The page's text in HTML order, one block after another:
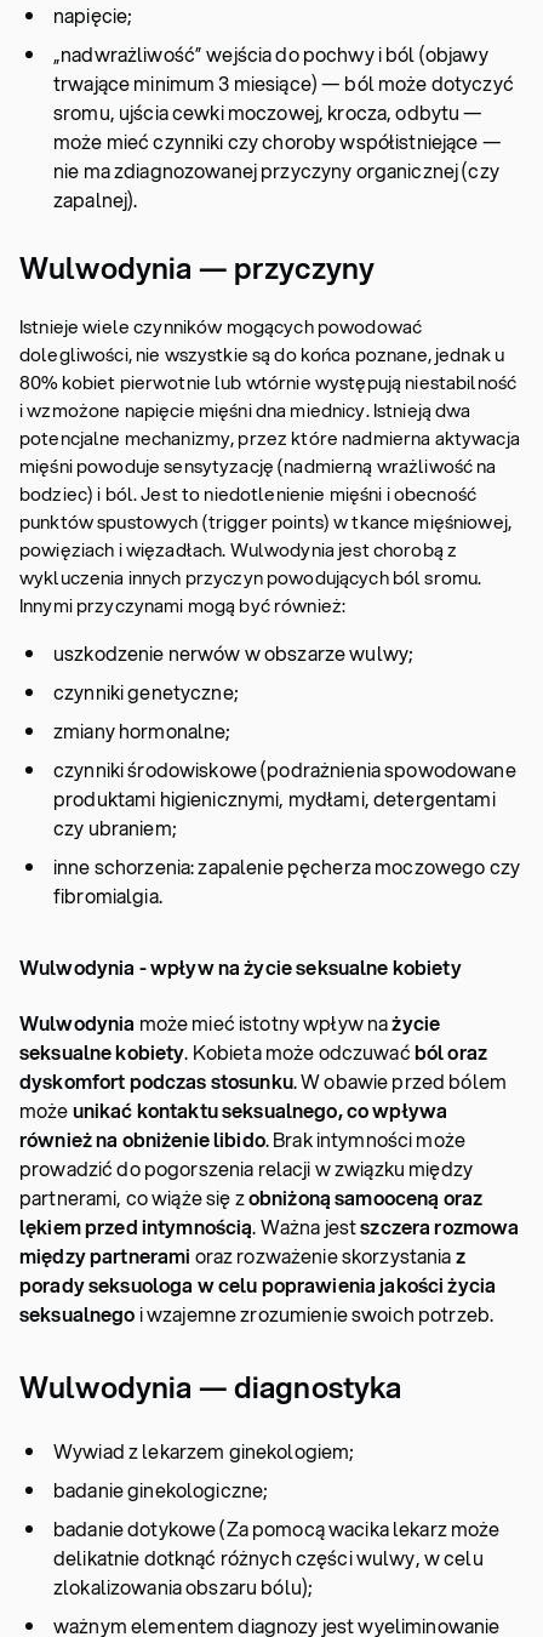
napięcie;
„nadwrażliwość” wejścia do pochwy i ból (objawy
trwające minimum 3 miesiące) — ból może dotyczyć
sromu, ujścia cewki moczowej, krocza, odbytu —
może mieć czynniki czy choroby współistniejące —
nie ma zdiagnozowanej przyczyny organicznej (czy
zapalnej).
Wulwodynia — przyczyny
Istnieje wiele czynników mogących powodować
dolegliwości, nie wszystkie są do końca poznane, jednak u
80% kobiet pierwotnie lub wtórnie występują niestabilność
i wzmożone napięcie mięśni dna miednicy. Istnieją dwa
potencjalne mechanizmy, przez które nadmierna aktywacja
mięśni powoduje sensytyzację (nadmierną wrażliwość na
bodziec) i ból. Jest to niedotlenienie mięśni i obecność
punktów spustowych (trigger points) w tkance mięśniowej,
powięziach i więzadłach. Wulwodynia jest chorobą z
wykluczenia innych przyczyn powodujących ból sromu.
Innymi przyczynami mogą być również:
uszkodzenie nerwów w obszarze wulwy;
czynniki genetyczne;
zmiany hormonalne;
czynniki środowiskowe (podrażnienia spowodowane
produktami higienicznymi, mydłami, detergentami
czy ubraniem;
inne schorzenia: zapalenie pęcherza moczowego czy
fibromialgia.
Wulwodynia - wpływ na życie seksualne kobiety
Wulwodynia może mieć istotny wpływ nażycie
seksualne kobiety. Kobieta może odczuwaćból oraz
dyskomfort podczas stosunku. W obawie przed bólem
możeunikać kontaktu seksualnego, co wpływa
również na obniżenie libido. Brak intymności może
prowadzić do pogorszenia relacji w związku między
partnerami, co wiąże się zobniżoną samooceną oraz
lękiem przed intymnością. Ważna jestszczera rozmowa
między partnerami oraz rozważenie skorzystaniaz
porady seksuologa w celu poprawienia jakości życia
seksualnego i wzajemne zrozumienie swoich potrzeb.
Wulwodynia — diagnostyka
Wywiad z lekarzem ginekologiem;
badanie ginekologiczne;
badanie dotykowe (Za pomocą wacika lekarz może
delikatnie dotknąć różnych części wulwy, w celu
zlokalizowania obszaru bólu);
ważnym elementem diagnozy jest wyeliminowanie